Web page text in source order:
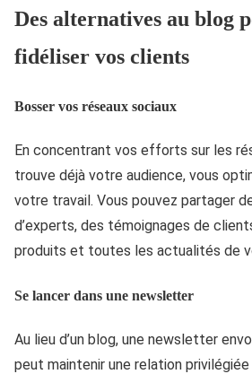
Des alternatives au blog
fidéliser vos clients
Bosser vos réseaux sociaux
En concentrant vos efforts sur les
trouve déjà votre audience, vous
votre travail. Vous pouvez partager
d’experts, des témoignages de
produits et toutes les actualités de
Se lancer dans une newsletter
Au lieu d’un blog, une newsletter
peut maintenir une relation